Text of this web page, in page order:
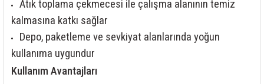
Atık toplama çekmecesi ile çalışma alanının temiz
kalmasına katkı sağlar
Depo, paketleme ve sevkiyat alanlarında yoğun
kullanıma uygundur
Kullanım Avantajları